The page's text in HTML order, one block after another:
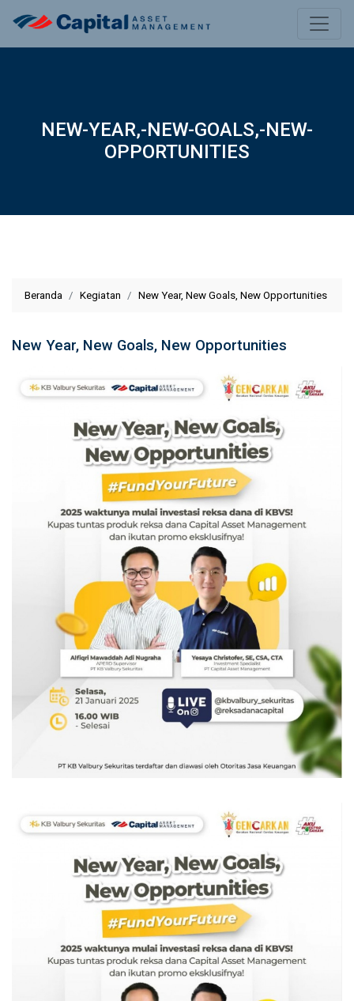
NEW-YEAR,-NEW-GOALS,-NEW-
OPPORTUNITIES
Beranda Kegiatan New Year, New Goals, New Opportunities
New Year, New Goals, New Opportunities